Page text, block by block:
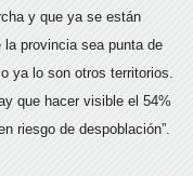
y que ya se están
provincia sea punta de
ya lo son otros territorios.
que hacer visible el 54%
riesgo de despoblación”.